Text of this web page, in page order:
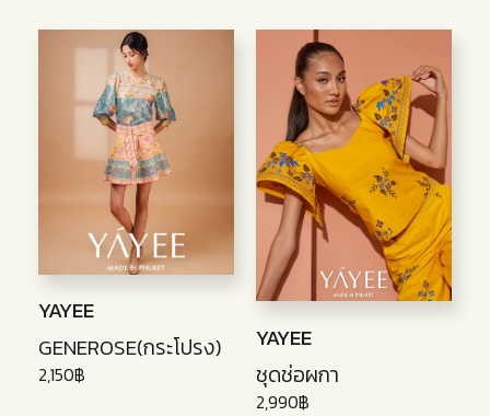
YAYEE
GENEROSE(กระโปรง)
2,150฿
YAYEE
ชุดช่อผกา
2,990฿